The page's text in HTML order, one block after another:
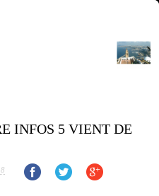
INFOS 5 VIENT DE